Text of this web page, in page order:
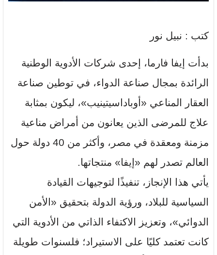
كتب : نبيل نور
بدأت إيفا فارما، إحدى شركات الأدوية الوطنية
الرائدة بمجال صناعة الدواء، في توطين صناعة
العقار المناعي «أوباداسيتينيب»، ليكون بمثابة
علاج للمرضى الذين يعانون من أمراض مناعية
مزمنة ومعقدة في مصر، وأكثر من 40 دولة حول
العالم تصدر لهم «إيفا» منتجاتها.
يأتي هذا الإنجاز، تنفيذًا لتوجيهات القيادة
السياسية للبلاد، ورؤية الدولة بتحقيق «الأمن
الدوائي»، وتعزيز الاكتفاء الذاتي من الأدوية التي
كانت تعتمد كليًا على الاستيراد؛ فلسنوات طويلة